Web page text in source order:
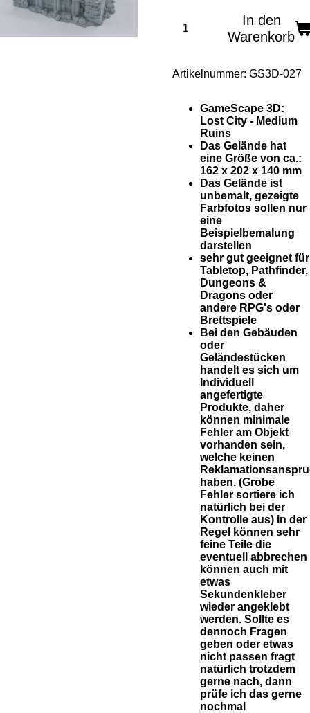
In den
Warenkorb
Artikelnummer: GS3D-027
GameScape 3D:
Lost City - Medium
Ruins
Das Gelände hat
eine Größe von ca.:
162 x 202 x 140 mm
Das Gelände ist
unbemalt, gezeigte
Farbfotos sollen nur
eine
Beispielbemalung
darstellen
sehr gut geeignet für
Tabletop, Pathfinder,
Dungeons &
Dragons oder
andere RPG's oder
Brettspiele
Bei den Gebäuden
oder
Geländestücken
handelt es sich um
Individuell
angefertigte
Produkte, daher
können minimale
Fehler am Objekt
vorhanden sein,
welche keinen
haben. (Grobe
Fehler sortiere ich
natürlich bei der
Kontrolle aus) In der
Regel können sehr
feine Teile die
eventuell abbrechen
können auch mit
etwas
Sekundenkleber
wieder angeklebt
werden. Sollte es
dennoch Fragen
geben oder etwas
nicht passen fragt
natürlich trotzdem
gerne nach, dann
prüfe ich das gerne
nochmal